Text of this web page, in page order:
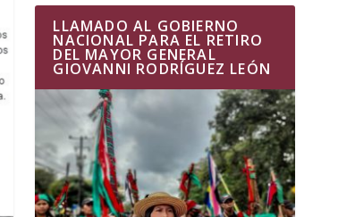
LLAMADO AL GOBIERNO
NACIONAL PARA EL RETIRO
DEL MAYOR GENERAL
GIOVANNI RODRÍGUEZ LEÓN